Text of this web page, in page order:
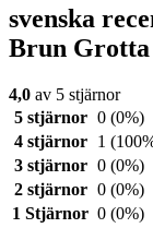
svenska
Brun Grotta
4,0 av 5 stjärnor
5 stjärnor 0 (0%)
4 stjärnor
1
3 stjärnor 0 (0%)
2 stjärnor 0 (0%)
1 Stjärnor 0 (0%)